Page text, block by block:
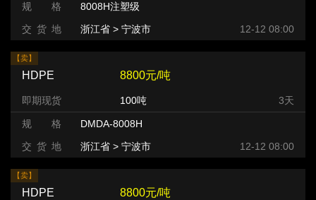
规 格
8008H注塑级
交 货 地
浙江省 > 宁波市 12-12 08:00
【卖】
HDPE 8800元/吨
即期现货 100吨 3天
规 格
DMDA-8008H
交 货 地
浙江省 > 宁波市 12-12 08:00
【卖】
HDPE 8800元/吨